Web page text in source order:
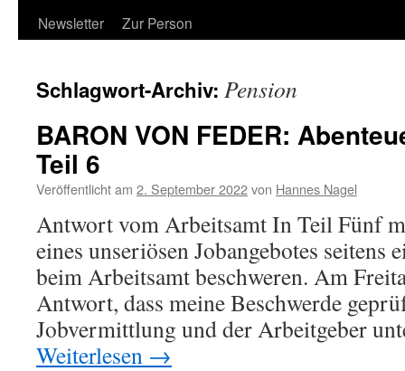
Newsletter
Zur Person
Schlagwort-Archiv: Pension
BARON VON FEDER:
Teil 6
Veröffentlicht am 2. September 2022von Hannes Nagel
Antwort vom Arbeitsamt In Teil Fünf
eines unseriösen Jobangebotes seitens
beim Arbeitsamt beschweren. Am
Antwort, dass meine Beschwerde
Jobvermittlung und der Arbeitgeber
Weiterlesen →